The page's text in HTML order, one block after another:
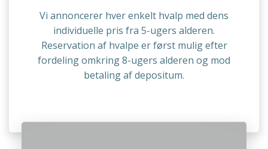
Vi annoncerer hver enkelt hvalp med dens
individuelle pris fra 5-ugers alderen.
Reservation af hvalpe er først mulig efter
fordeling omkring 8-ugers alderen og mod
betaling af depositum.